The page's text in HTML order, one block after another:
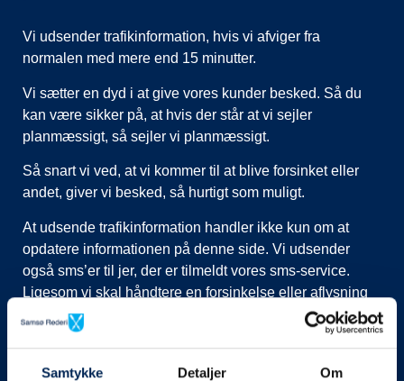
Samtykke Detaljer Om
Vi udsender trafikinformation, hvis vi afviger fra
normalen med mere end 15 minutter.
Vi sætter en dyd i at give vores kunder besked. Så du
kan være sikker på, at hvis der står at vi sejler
planmæssigt, så sejler vi planmæssigt.
Så snart vi ved, at vi kommer til at blive forsinket eller
andet, giver vi besked, så hurtigt som muligt.
At udsende trafikinformation handler ikke kun om at
opdatere informationen på denne side. Vi udsender
også sms’er til jer, der er tilmeldt vores sms-service.
Ligesom vi skal håndtere en forsinkelse eller aflysning
ved at lukke afgange i vores system, evt. flytte kunder til
nye afgange, ringe til vognmænd der skal have flyttet